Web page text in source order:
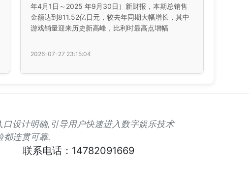
年4月1日～2025 年9月30日）新财报，本期总销售
金额达到811.52亿日元，较去年同期大幅增长，其中
游戏销量迎来历史新高峰，比利时最高点增幅
2026-07-27 23:15:04
设计明确,引导用户快速进入数字娱乐技术
都连贯可靠.
联系电话：14782091669